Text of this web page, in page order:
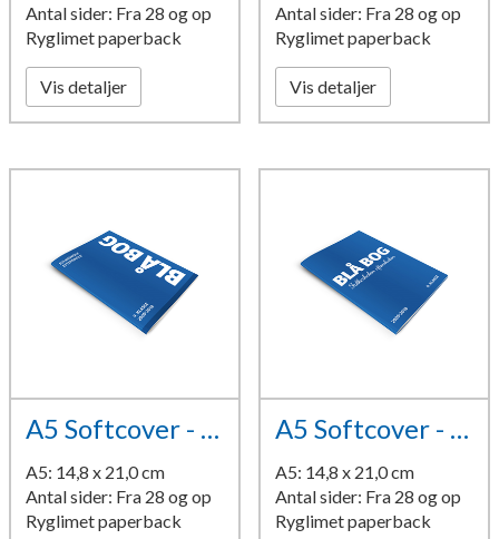
Antal sider: Fra 28 og op
Ryglimet paperback
Vis detaljer
Antal sider: Fra 28 og op
Ryglimet paperback
Vis detaljer
A5 Softcover - design 6
A5: 14,8 x 21,0 cm
Antal sider: Fra 28 og op
Ryglimet paperback
A5 Softcover - design 7
A5: 14,8 x 21,0 cm
Antal sider: Fra 28 og op
Ryglimet paperback